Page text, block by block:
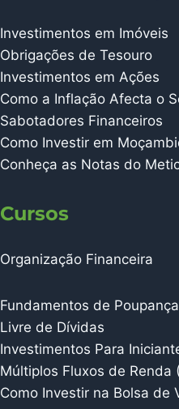
Investimentos em Imóveis
Obrigações de Tesouro
Investimentos em Ações
Como a Inflação Afecta o
Sabotadores Financeiros
Como Investir em
Conheça as Notas do
Cursos
Organização Financeira
Fundamentos de Poupança
Livre de Dívidas
Investimentos Para
Múltiplos Fluxos de Renda
Como Investir na Bolsa de